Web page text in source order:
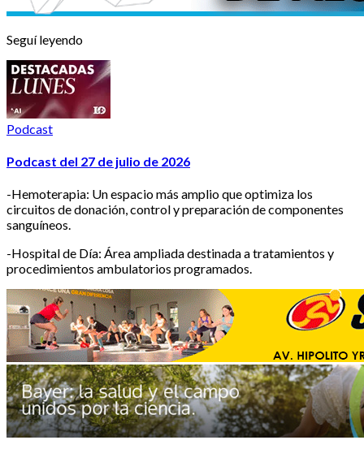
Seguí leyendo
Podcast
Podcast del 27 de julio de 2026
-Hemoterapia: Un espacio más amplio que optimiza los
circuitos de donación, control y preparación de componentes
sanguíneos.
-Hospital de Día: Área ampliada destinada a tratamientos y
procedimientos ambulatorios programados.